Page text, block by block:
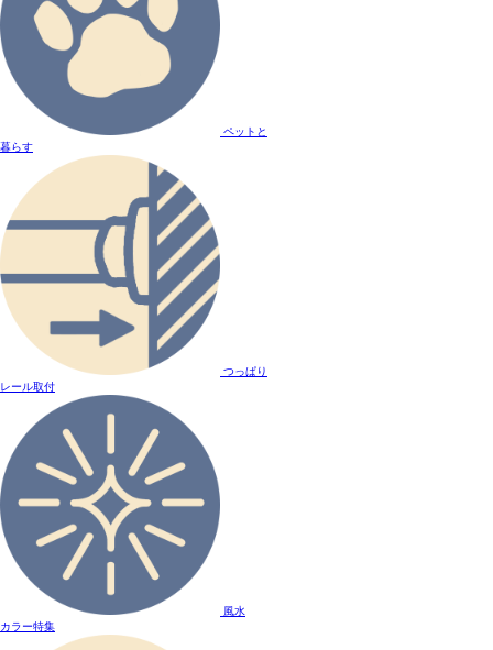
ペットと
暮らす
つっぱり
レール取付
風水
カラー特集